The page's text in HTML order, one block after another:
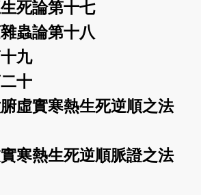
死論第十七
蟲論第十八
九
十
虛實寒熱生死逆順之法
寒熱生死逆順脈證之法